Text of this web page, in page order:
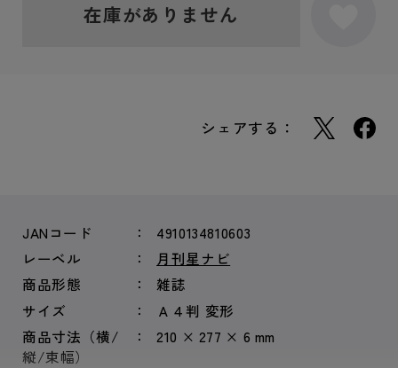
在庫がありません
シェアする：
JANコード
4910134810603
レーベル
月刊星ナビ
商品形態
雑誌
サイズ
Ａ４判 変形
商品寸法（横/
縦/束幅）
210 × 277 × 6 mm